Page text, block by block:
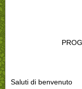
Saluti di benvenuto